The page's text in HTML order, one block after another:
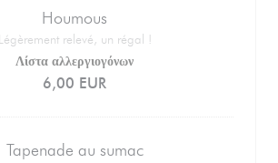
Houmous
Légèrement relevé, un régal !
Λίστα αλλεργιογόνων
6,00 EUR
Tapenade au sumac